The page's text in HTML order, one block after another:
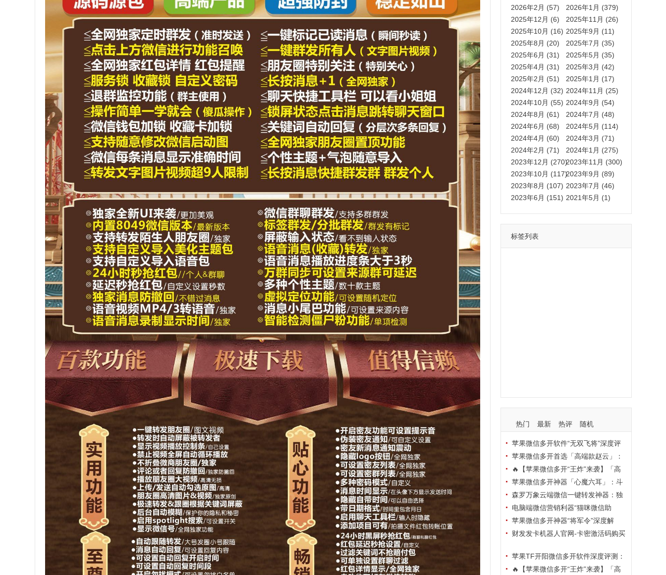
2026年2月 (57)
2026年1月 (379)
2025年12月 (6)
2025年11月 (26)
2025年10月 (16) 2025年9月 (11)
2025年8月 (20)
2025年7月 (35)
2025年6月 (31)
2025年5月 (35)
2025年4月 (31)
2025年3月 (42)
2025年2月 (51)
2025年1月 (17)
2024年12月 (32) 2024年11月 (25)
2024年10月 (55) 2024年9月 (54)
2024年8月 (61)
2024年7月 (48)
2024年6月 (68)
2024年5月 (114)
2024年4月 (60)
2024年3月 (71)
2024年2月 (71)
2024年1月 (275)
2023年12月 (270)2023年11月 (300)
2023年10月 (117)2023年9月 (89)
2023年8月 (107) 2023年7月 (46)
2023年6月 (151) 2021年5月 (1)
标签列表
热门 最新 热评 随机
苹果微信多开软件“无双飞将”深度评
测：TF正式码+7天退换，拍拍卡激活
码商城正品保障
苹果微信多开首选「高端款赵云」：
TF正式码+斗战神8073包，7天退换认
准拍拍卡激活码商城
🔥【苹果微信多开“王炸”来袭】「高
端地狱火」—— TF正式码+斗战神807
3包，7天退换，安全防封，多开自由触
手可及！
苹果微信多开神器「心魔六耳」：斗
战神8073包+7天退换，认准拍拍卡激
活码商城
森罗万象云端微信一键转发神器：独
家源码·安全防封·月卡季卡半年卡年卡
授权，7天无理由退换！
电脑端微信营销利器“猫咪微信助
手”深度评测：7大模块功能全解析，多
卡种授权灵活选
苹果微信多开神器“将军令”深度解
析：8073版本包+TF外侧码，微商营销
财发发卡机器人官网-卡密激活码购买
换苹果TF开阳微信多开软件深度评测：
凡尔赛8069包功能全解析，TestFlight
🔥【苹果微信多开“王炸”来袭】「高